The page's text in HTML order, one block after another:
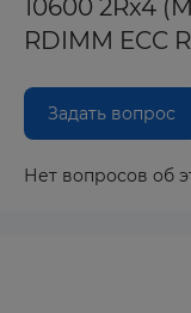
10600 2Rx4
RDIMM ECC
Задать вопрос
Нет вопросов об